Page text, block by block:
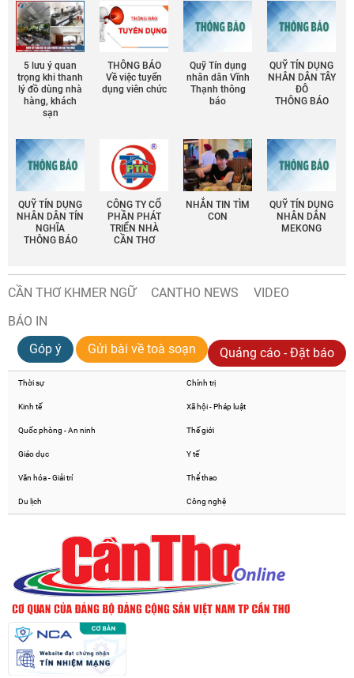
5 lưu ý quan
trọng khi thanh
lý đồ dùng nhà
hàng, khách
sạn
THÔNG BÁO
Về việc tuyển
dụng viên chức
Quỹ Tín dụng
nhân dân Vĩnh
Thạnh thông
báo
QUỸ TÍN DỤNG
NHÂN DÂN TÂY
ĐÔ
THÔNG BÁO
QUỸ TÍN DỤNG
NHÂN DÂN TÍN
NGHĨA
THÔNG BÁO
CÔNG TY CỔ
PHẦN PHÁT
TRIỂN NHÀ
CẦN THƠ
NHẮN TIN TÌM
CON
QUỸ TÍN DỤNG
NHÂN DÂN
MEKONG
CẦN THƠ KHMER NGỮ CANTHO NEWS
VIDEO
BÁO IN
Góp ý
Gửi bài về toà soạn Quảng cáo - Đặt báo
Thời sự Chính trị
Kinh tế Xã hội - Pháp luật
Quốc phòng - An ninh Thế giới
Giáo dục Y tế
Văn hóa - Giải trí Thể thao
Du lịch Công nghệ